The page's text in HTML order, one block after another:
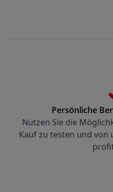
Persönliche
Nutzen Sie die
Kauf zu testen und von